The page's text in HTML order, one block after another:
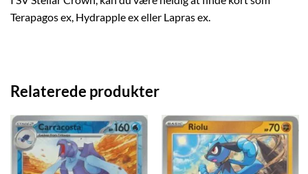
Terapagos ex, Hydrapple ex eller Lapras ex.
Relaterede produkter